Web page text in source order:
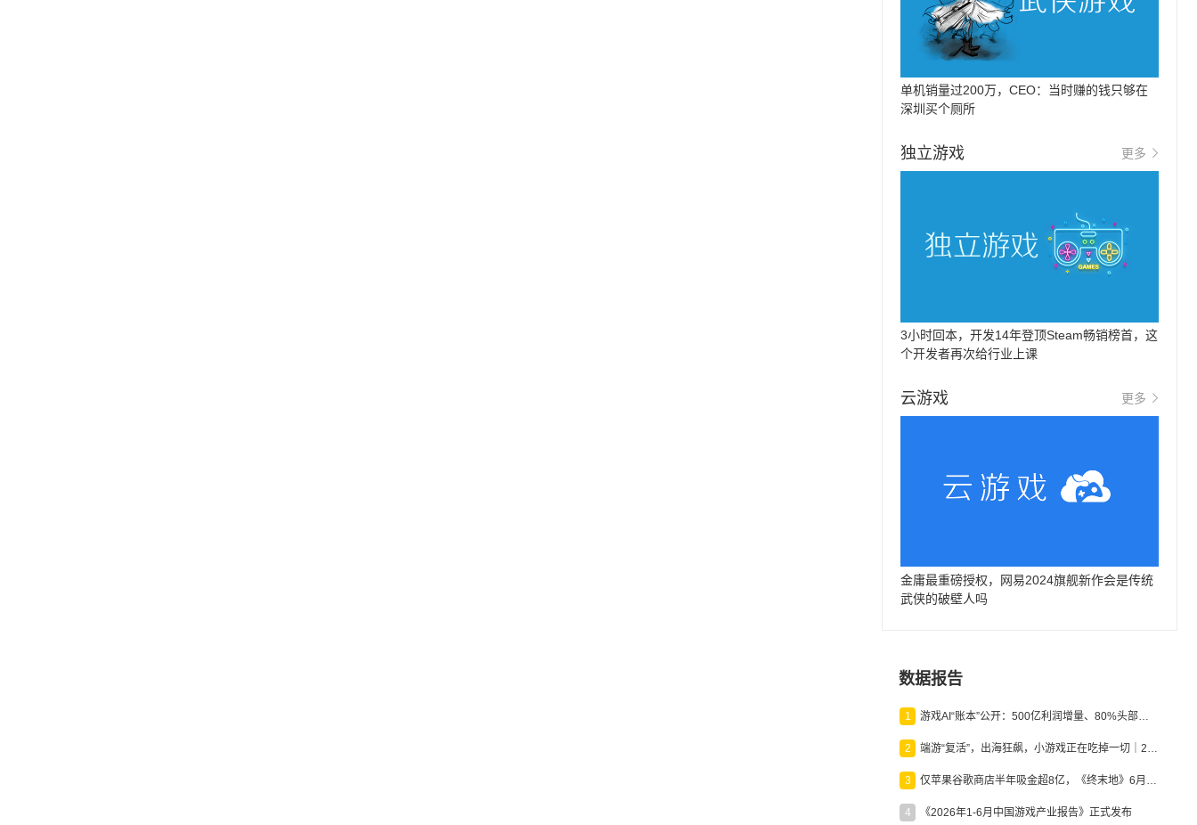
单机销量过200万，CEO：当时赚的钱只够在
深圳买个厕所
独立游戏 更多
3小时回本，开发14年登顶Steam畅销榜首，这
个开发者再次给行业上课
云游戏 更多
金庸最重磅授权，网易2024旗舰新作会是传统
武侠的破壁人吗
数据报告
1 游戏AI“账本”公开：500亿利润增量、80%头部入局，谁在闷声发财？
2 端游“复活”，出海狂飙，小游戏正在吃掉一切｜2026上半年产业报告
3 仅苹果谷歌商店半年吸金超8亿，《终末地》6月份收入显著回暖
4 《2026年1-6月中国游戏产业报告》正式发布